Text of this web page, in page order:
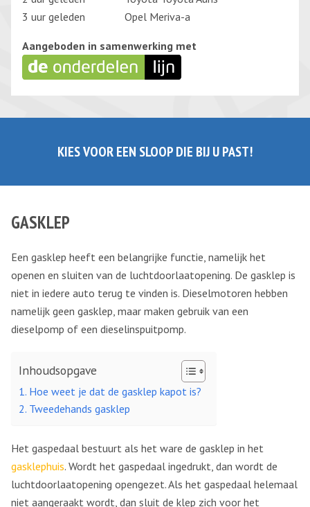
3 uur geleden
Opel Meriva-a
Aangeboden in samenwerking met
KIES VOOR EEN SLOOP DIE BIJ U PAST!
GASKLEP
Een gasklep heeft een belangrijke functie, namelijk het
openen en sluiten van de luchtdoorlaatopening. De gasklep is
niet in iedere auto terug te vinden is. Dieselmotoren hebben
namelijk geen gasklep, maar maken gebruik van een
dieselpomp of een dieselinspuitpomp.
Inhoudsopgave
Hoe weet je dat de gasklep kapot is?
Tweedehands gasklep
Het gaspedaal bestuurt als het ware de gasklep in het
gasklephuis. Wordt het gaspedaal ingedrukt, dan wordt de
luchtdoorlaatopening opengezet. Als het gaspedaal helemaal
niet aangeraakt wordt, dan sluit de klep zich voor het